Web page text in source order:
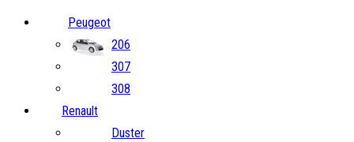
Peugeot
206
307
308
Renault
Duster